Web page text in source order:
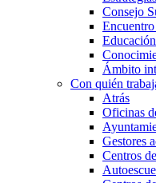
Consejo
Ámbito
Con quién
Atrás
Oficinas
Gestores
Centros